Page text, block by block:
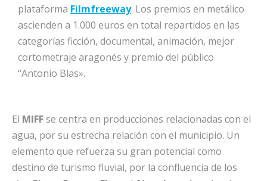
plataforma Filmfreeway. Los premios en metálico
ascienden a 1.000 euros en total repartidos en las
categorías ficción, documental, animación, mejor
cortometraje aragonés y premio del público
“Antonio Blas».
El MIFFse centra en producciones relacionadas con el
agua, por su estrecha relación con el municipio. Un
elemento que refuerza su gran potencial como
destino de turismo fluvial, por la confluencia de los